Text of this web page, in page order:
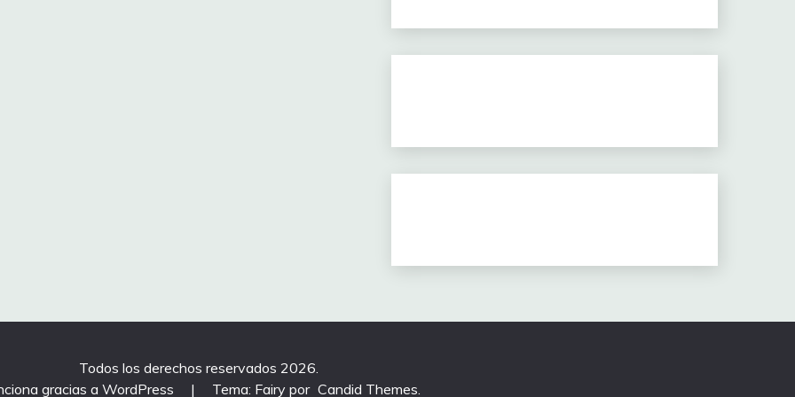
Todos los derechos reservados 2026.
gracias a WordPress
| Tema: Fairy por Candid Themes